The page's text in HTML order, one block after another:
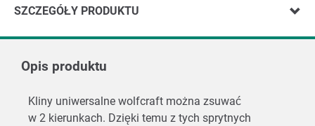
SZCZEGÓŁY PRODUKTU
Opis produktu
Kliny uniwersalne wolfcraft można zsuwać
w 2 kierunkach. Dzięki temu z tych sprytnych